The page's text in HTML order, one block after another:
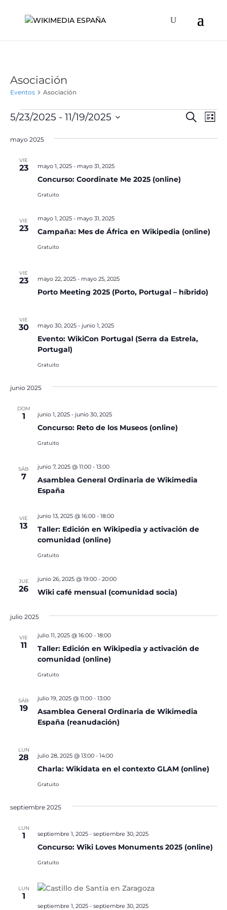
Asociación
Eventos Asociación
Eventos Buscar
de
Lista
5/23/2025 - 11/19/2025
la
mayo 2025
VIE
23
Concurso: Coordinate Me 2025 (online)
mayo 1, 2025- mayo 31, 2025
Gratuito
VIE
23 Campaña: Mes de África en Wikipedia (online)
mayo 1, 2025- mayo 31, 2025
Gratuito
VIE
23
Porto Meeting 2025 (Porto, Portugal – híbrido)
mayo 22, 2025- mayo 25, 2025
VIE
30
Evento: WikiCon Portugal (Serra da Estrela,
Portugal)
mayo 30, 2025- junio 1, 2025
Gratuito
junio 2025
DOM
1
Concurso: Reto de los Museos (online)
junio 1, 2025- junio 30, 2025
Gratuito
SÁB
7
Asamblea General Ordinaria de Wikimedia
España
junio 7, 2025 @ 11:00- 13:00
VIE
13
Taller: Edición en Wikipedia y activación de
comunidad (online)
junio 13, 2025 @ 16:00- 18:00
Gratuito
JUE
26 Wiki café mensual (comunidad socia)
junio 26, 2025 @ 19:00- 20:00
julio 2025
VIE
11
Taller: Edición en Wikipedia y activación de
comunidad (online)
julio 11, 2025 @ 16:00- 18:00
Gratuito
SÁB
19
Asamblea General Ordinaria de Wikimedia
España (reanudación)
julio 19, 2025 @ 11:00- 13:00
LUN
28
Charla: Wikidata en el contexto GLAM (online)
julio 28, 2025 @ 13:00- 14:00
Gratuito
septiembre 2025
LUN
1
Concurso: Wiki Loves Monuments 2025 (online)
septiembre 1, 2025- septiembre 30, 2025
Gratuito
LUN
1
septiembre 1, 2025- septiembre 30, 2025